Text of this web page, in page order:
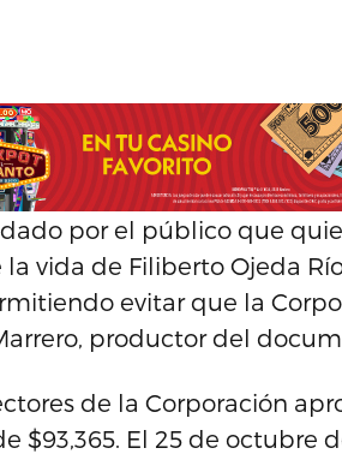
por el público que
vida de Filiberto Ojeda
evitar que la
productor del
de la Corporación
El 25 de octubre